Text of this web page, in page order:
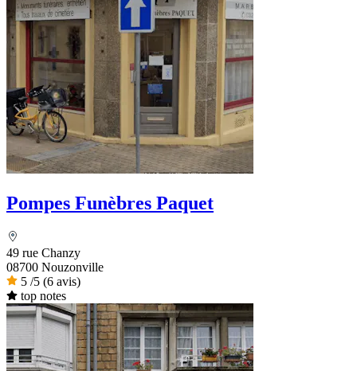
Pompes Funèbres Paquet
49 rue Chanzy
08700 Nouzonville
5 /5 (6 avis)
top notes